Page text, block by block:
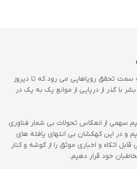
سمت تحقق رویاهایی می رود که تا دیروز
با گذر از دریایی از موانع یک به یک در
سهمی از انعکاس تحولات بی شمار فناوری
و در این کهکشان بی انتهای یافته های
اتکاء و اخباری موثق را از گوشه و کنار
خود قرار دهیم.